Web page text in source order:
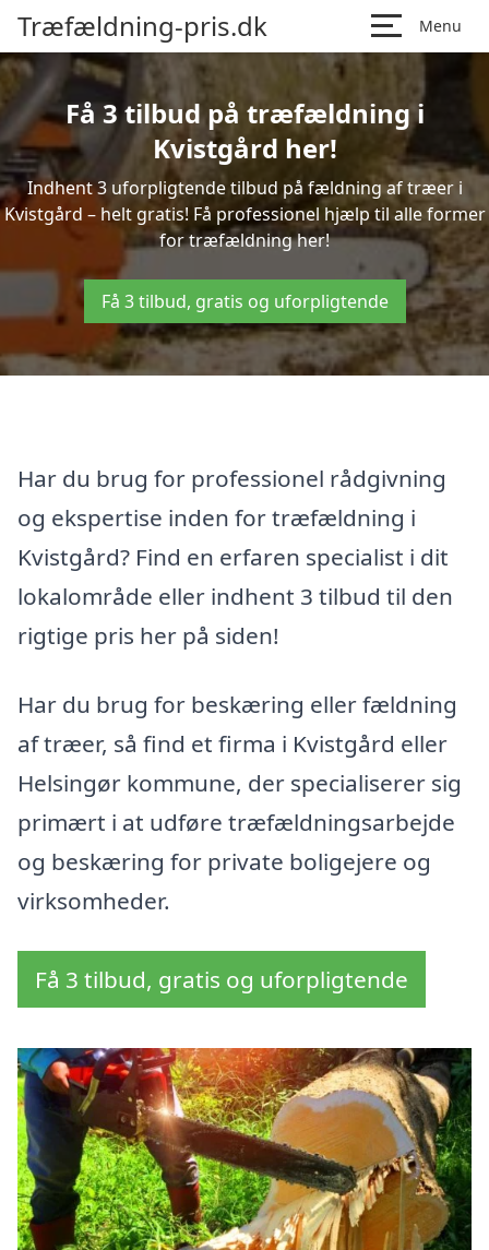
Træfældning-pris.dk Menu
Få 3 tilbud på træfældning i
Kvistgård her!
Indhent 3 uforpligtende tilbud på fældning af træer i
Kvistgård – helt gratis! Få professionel hjælp til alle former
for træfældning her!
Få 3 tilbud, gratis og uforpligtende
Har du brug for professionel rådgivning
og ekspertise inden for træfældning i
Kvistgård? Find en erfaren specialist i dit
lokalområde eller indhent 3 tilbud til den
rigtige pris her på siden!
Har du brug for beskæring eller fældning
af træer, så find et firma i Kvistgård eller
Helsingør kommune, der specialiserer sig
primært i at udføre træfældningsarbejde
og beskæring for private boligejere og
virksomheder.
Få 3 tilbud, gratis og uforpligtende